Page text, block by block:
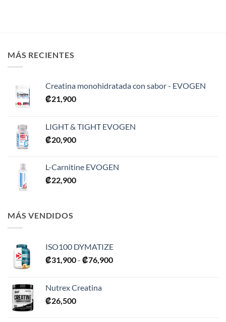
MÁS RECIENTES
Creatina monohidratada con sabor - EVOGEN
₡21,900
LIGHT & TIGHT EVOGEN
₡20,900
L-Carnitine EVOGEN
₡22,900
MÁS VENDIDOS
ISO100 DYMATIZE
₡31,900- ₡76,900Rango
Nutrex Creatina
₡26,500